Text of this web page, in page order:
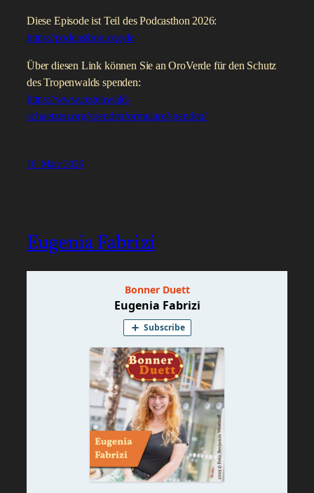
Diese Episode ist Teil des Podcasthon 2026:
https://podcasthon.org/de
Über diesen Link können Sie an OroVerde für den Schutz
des Tropenwalds spenden:
https://www.regenwald-
schuetzen.org/spendenformulare/spenden/
18. März 2026
Eugenia Fabrizi